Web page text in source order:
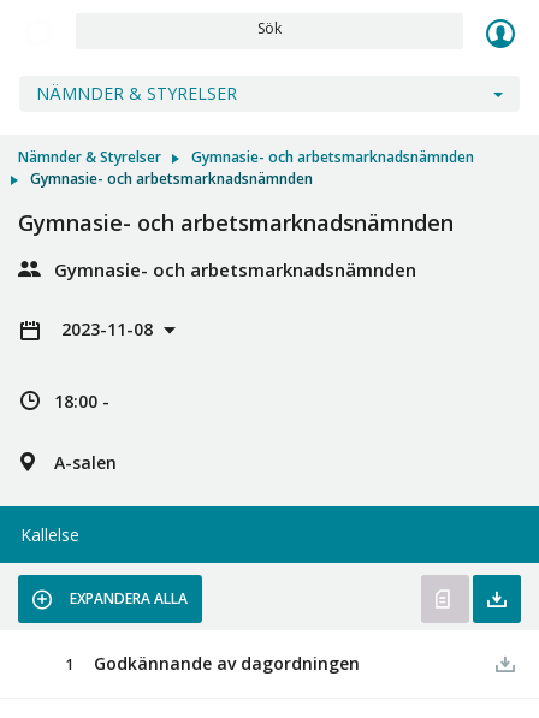
Sök
NÄMNDER & STYRELSER
Nämnder & Styrelser
Gymnasie- och arbetsmarknadsnämnden
Gymnasie- och arbetsmarknadsnämnden
Gymnasie- och arbetsmarknadsnämnden
Gymnasie- och arbetsmarknadsnämnden
2023-11-08
18:00 -
A-salen
Kallelse
EXPANDERA ALLA
1 Godkännande av dagordningen